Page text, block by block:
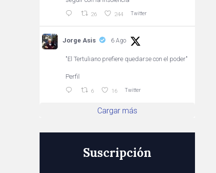
26 244 Twitter
Jorge Asis 6 Ago
"El Tertuliano prefiere quedarse con el poder"
Perfil
6 16 Twitter
Cargar más
Suscripción